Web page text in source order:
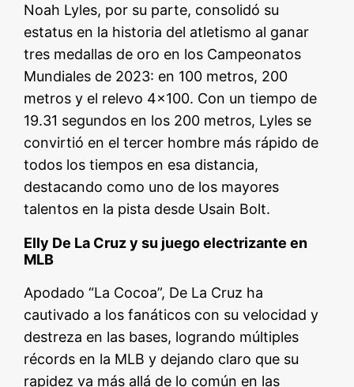
Noah Lyles, por su parte, consolidó su
estatus en la historia del atletismo al ganar
tres medallas de oro en los Campeonatos
Mundiales de 2023: en 100 metros, 200
metros y el relevo 4×100. Con un tiempo de
19.31 segundos en los 200 metros, Lyles se
convirtió en el tercer hombre más rápido de
todos los tiempos en esa distancia,
destacando como uno de los mayores
talentos en la pista desde Usain Bolt.
Elly De La Cruz y su juego electrizante en
MLB
Apodado “La Cocoa”, De La Cruz ha
cautivado a los fanáticos con su velocidad y
destreza en las bases, logrando múltiples
récords en la MLB y dejando claro que su
rapidez va más allá de lo común en las